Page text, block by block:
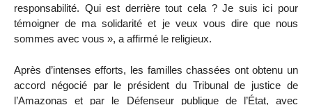
responsabilité. Qui est derrière tout cela ? Je suis ici pour
témoigner de ma solidarité et je veux vous dire que nous
sommes avec vous », a affirmé le religieux.
Après d’intenses efforts, les familles chassées ont obtenu un
accord négocié par le président du Tribunal de justice de
l’Amazonas et par le Défenseur publique de l’État, avec